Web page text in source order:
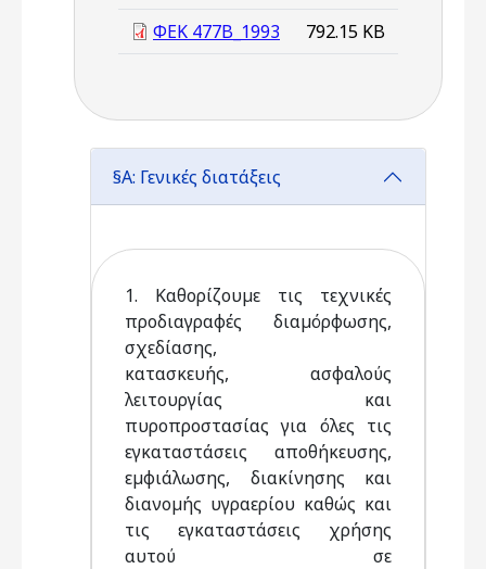
ΦΕΚ 477Β_1993 792.15 KB
§Α: Γενικές διατάξεις
1. Καθορίζουµε τις τεχνικές
προδιαγραφές διαµόρφωσης,
σχεδίασης,
κατασκευής, ασφαλούς
λειτουργίας και
πυροπροστασίας για όλες τις
εγκαταστάσεις αποθήκευσης,
εµφιάλωσης, διακίνησης και
διανοµής υγραερίου καθώς και
τις εγκαταστάσεις χρήσης
αυτού σε